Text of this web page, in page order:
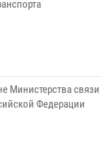
Министерства связи
Федерации